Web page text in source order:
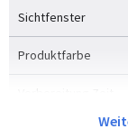
Sichtfenster
Produktfarbe